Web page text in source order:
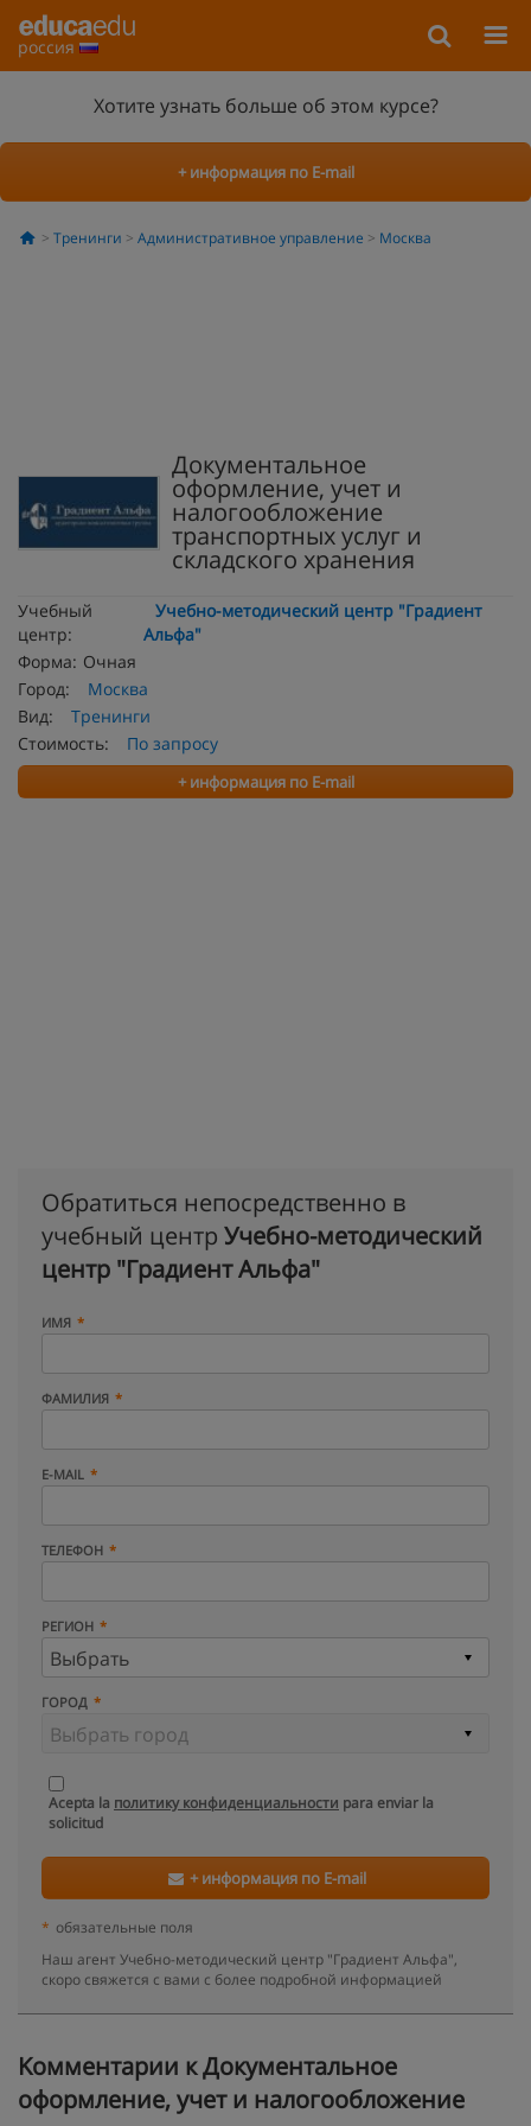
россия
Хотите узнать больше об этом курсе?
+ информация по E-mail
Тренинги Административное управление Москва
Документальное
оформление, учет и
налогообложение
транспортных услуг и
складского хранения
Учебный
центр:
Учебно-методический центр "Градиент
Альфа"
Форма: Очная
Город:
Москва
Вид:
Тренинги
Стоимость:
По запросу
+ информация по E-mail
Обратиться непосредственно в
учебный центр Учебно-методический
центр "Градиент Альфа"
ИМЯ
ФАМИЛИЯ
E-MAIL
ТЕЛЕФОН
РЕГИОН
ГОРОД
Acepta la политику конфиденциальности para enviar la
solicitud
+ информация по E-mail
* обязательные поля
Наш агент Учебно-методический центр "Градиент Альфа",
скоро свяжется с вами с более подробной информацией
Kомментарии к Документальное
оформление, учет и налогообложение